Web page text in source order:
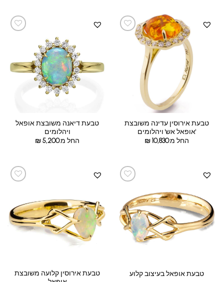
טבעת אירוסין עדינה משובצת
'אופאל אש' ויהלומים
החל מ:
₪10,830
טבעת דיאנה משובצת אופאל
ויהלומים
החל מ:
₪5,200
טבעת אופאל בעיצוב קלוע
טבעת אירוסין קלועה משובצת